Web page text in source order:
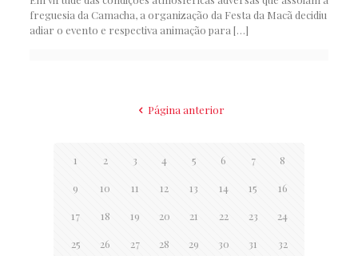
freguesia da Camacha, a organização da Festa da Macã decidiu
adiar o evento e respectiva animação para […]
Página anterior
1 2 3 4 5 6 7 8
9 10 11 12 13 14 15 16
17 18 19 20 21 22 23 24
25 26 27 28 29 30 31 32